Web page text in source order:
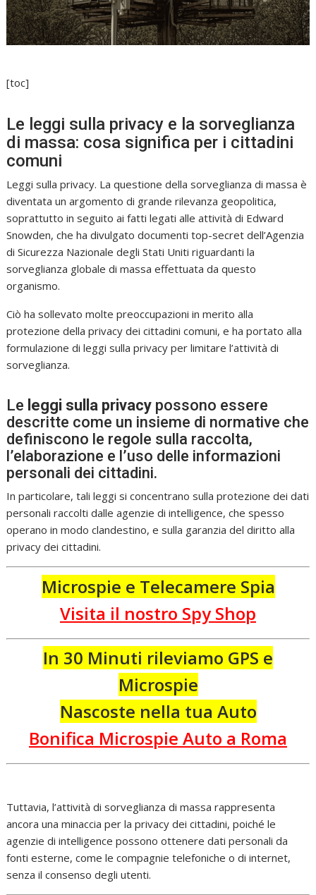
[toc]
Le leggi sulla privacy e la sorveglianza
di massa: cosa significa per i cittadini
comuni
Leggi sulla privacy. La questione della sorveglianza di massa è
diventata un argomento di grande rilevanza geopolitica,
soprattutto in seguito ai fatti legati alle attività di Edward
Snowden, che ha divulgato documenti top-secret dell’Agenzia
di Sicurezza Nazionale degli Stati Uniti riguardanti la
sorveglianza globale di massa effettuata da questo
organismo.
Ciò ha sollevato molte preoccupazioni in merito alla
protezione della privacy dei cittadini comuni, e ha portato alla
formulazione di leggi sulla privacy per limitare l’attività di
sorveglianza.
Le leggi sulla privacy possono essere
descritte come un insieme di normative che
definiscono le regole sulla raccolta,
l’elaborazione e l’uso delle informazioni
personali dei cittadini.
In particolare, tali leggi si concentrano sulla protezione dei dati
personali raccolti dalle agenzie di intelligence, che spesso
operano in modo clandestino, e sulla garanzia del diritto alla
privacy dei cittadini.
Microspie e Telecamere Spia
Visita il nostro Spy Shop
In 30 Minuti rileviamo GPS e
Microspie
Nascoste nella tua Auto
Bonifica Microspie Auto a Roma
Tuttavia, l’attività di sorveglianza di massa rappresenta
ancora una minaccia per la privacy dei cittadini, poiché le
agenzie di intelligence possono ottenere dati personali da
fonti esterne, come le compagnie telefoniche o di internet,
senza il consenso degli utenti.